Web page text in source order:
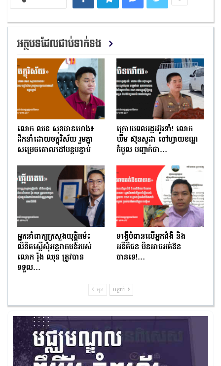
អត្ថបទដែលជាប់ទាក់ទង
លោក ឈន សុខមានហេង៖
ដឹកនាំដោយចក្ខុវិស័យ រួមគ្នា
សម្រេចគោលដៅបន្តបន្ទាប់
ក្រោយពលរដ្ឋរអ៊ូរទាំ! លោក
ឃឹម ស៊ុនសូដា ចៅហ្វាយខណ្ឌ
កំបូល បញ្ជាក់ថា…
អ្នកនាំពាក្យក្រសួងយុត្តិធម៌៖
លិខិតស្នើសុំអន្តរាគមន៍របស់
លោក រ៉ុង ឈុន ត្រូវបាន
ទទួល…
ទង្វើបំពានលើអ្នកជំងឺ និង
អនីតិជន មិនអាចអត់ឱន
បានទេ!…
មុន បន្ទាប់